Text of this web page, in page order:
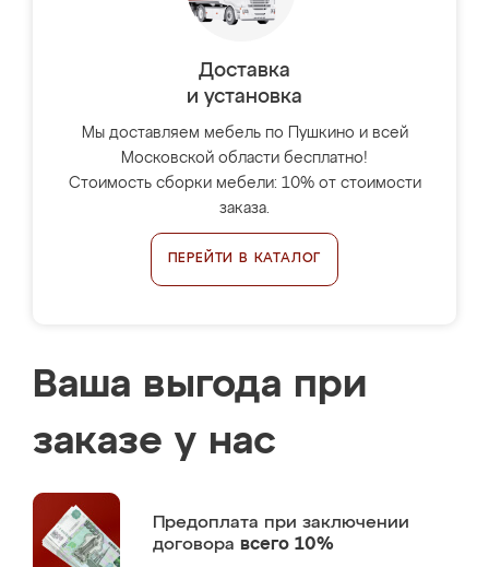
Доставка
и установка
Мы доставляем мебель по Пушкино и всей
Московской области бесплатно!
Стоимость сборки мебели: 10% от стоимости
заказа.
ПЕРЕЙТИ В КАТАЛОГ
Ваша выгода при
заказе у нас
Предоплата при заключении
договора всего 10%